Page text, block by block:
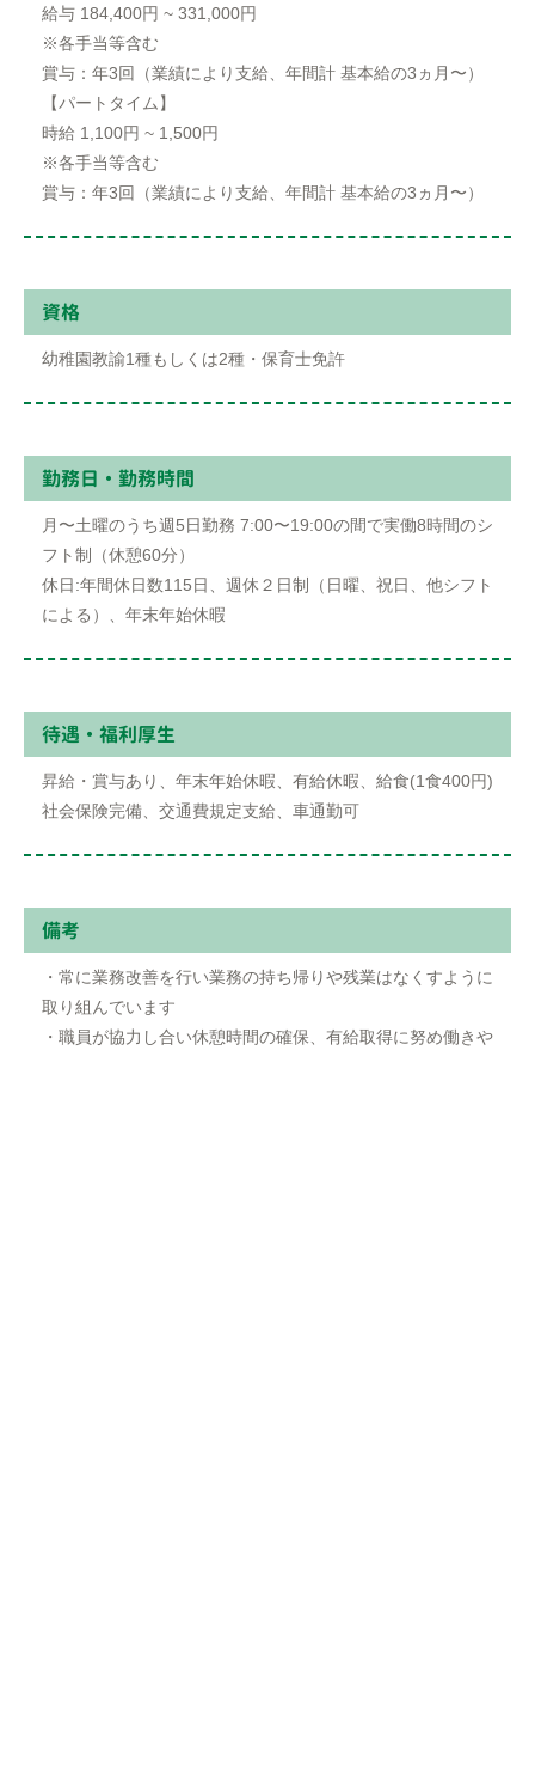
給与 184,400円 ~ 331,000円
※各⼿当等含む
賞与：年3回（業績により⽀給、年間計 基本給の3ヵ⽉〜）
【パートタイム】
時給 1,100円 ~ 1,500円
※各⼿当等含む
賞与：年3回（業績により⽀給、年間計 基本給の3ヵ⽉〜）
資格
幼稚園教諭1種もしくは2種・保育⼠免許
勤務⽇・勤務時間
⽉〜⼟曜のうち週5⽇勤務 7:00〜19:00の間で実働8時間のシ
フト制（休憩60分）
休⽇:年間休⽇数115⽇、週休２⽇制（⽇曜、祝⽇、他シフト
による）、年末年始休暇
待遇・福利厚⽣
昇給・賞与あり、年末年始休暇、有給休暇、給⾷(1⾷400円)
社会保険完備、交通費規定⽀給、⾞通勤可
備考
・常に業務改善を⾏い業務の持ち帰りや残業はなくすように
取り組んでいます
・職員が協⼒し合い休憩時間の確保、有給取得に努め働きや